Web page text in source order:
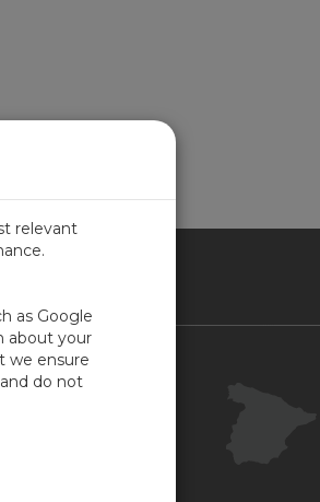
relevant
as Google
about your
we ensure
do not